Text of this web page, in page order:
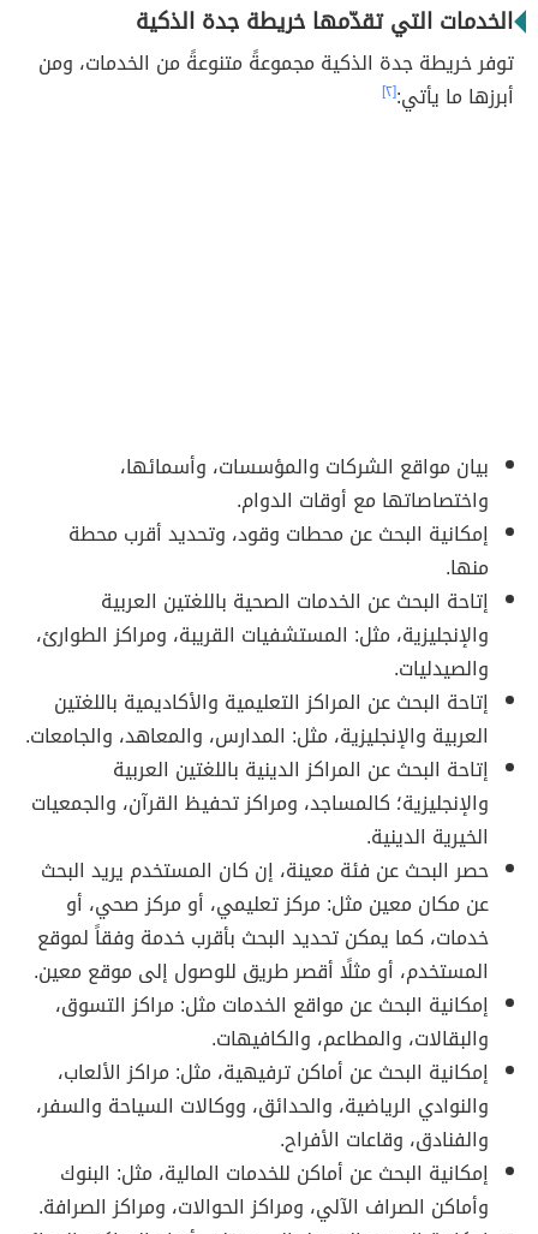
الخدمات التي تقدّمها خريطة جدة الذكية
توفر خريطة جدة الذكية مجموعةً متنوعةً من الخدمات، ومن
أبرزها ما يأتي:[٢]
بيان مواقع الشركات والمؤسسات، وأسمائها،
واختصاصاتها مع أوقات الدوام.
إمكانية البحث عن محطات وقود، وتحديد أقرب محطة
منها.
إتاحة البحث عن الخدمات الصحية باللغتين العربية
والإنجليزية، مثل: المستشفيات القريبة، ومراكز الطوارئ،
والصيدليات.
إتاحة البحث عن المراكز التعليمية والأكاديمية باللغتين
العربية والإنجليزية، مثل: المدارس، والمعاهد، والجامعات.
إتاحة البحث عن المراكز الدينية باللغتين العربية
والإنجليزية؛ كالمساجد، ومراكز تحفيظ القرآن، والجمعيات
الخيرية الدينية.
حصر البحث عن فئة معينة، إن كان المستخدم يريد البحث
عن مكان معين مثل: مركز تعليمي، أو مركز صحي، أو
خدمات، كما يمكن تحديد البحث بأقرب خدمة وفقاً لموقع
المستخدم، أو مثلًا أقصر طريق للوصول إلى موقع معين.
إمكانية البحث عن مواقع الخدمات مثل: مراكز التسوق،
والبقالات، والمطاعم، والكافيهات.
إمكانية البحث عن أماكن ترفيهية، مثل: مراكز الألعاب،
والنوادي الرياضية، والحدائق، ووكالات السياحة والسفر،
والفنادق، وقاعات الأفراح.
إمكانية البحث عن أماكن للخدمات المالية، مثل: البنوك
وأماكن الصراف الآلي، ومراكز الحوالات، ومراكز الصرافة.